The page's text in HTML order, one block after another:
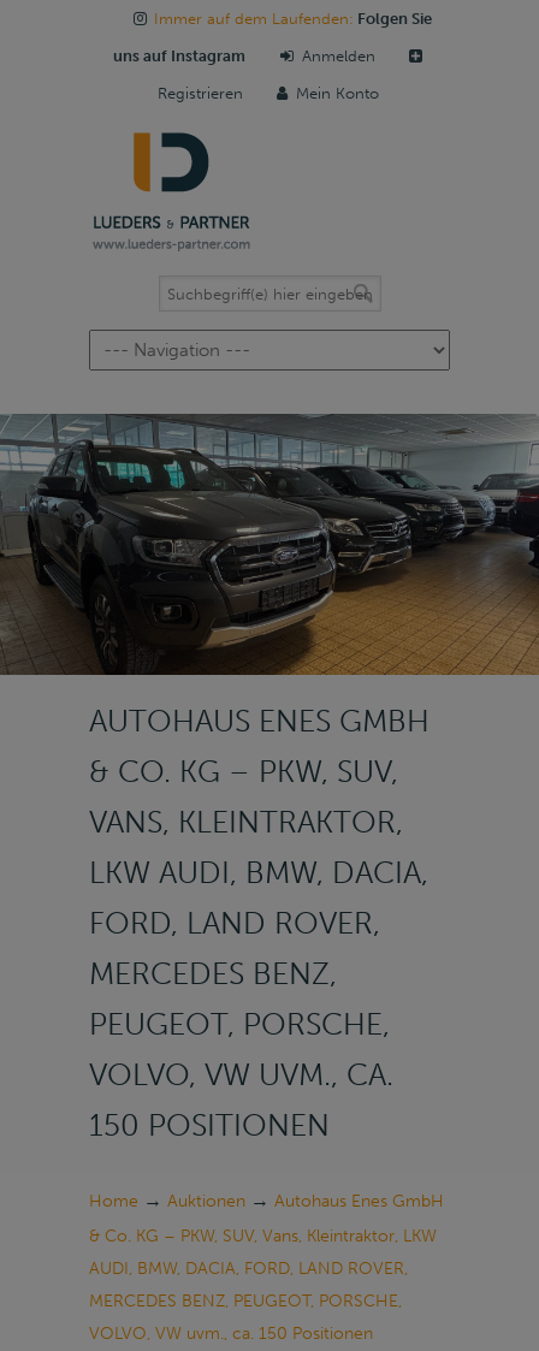
Immer auf dem Laufenden: Folgen Sie
uns auf Instagram Anmelden
Registrieren Mein Konto
Navigation
AUTOHAUS ENES GMBH
& CO. KG – PKW, SUV,
VANS, KLEINTRAKTOR,
LKW AUDI, BMW, DACIA,
FORD, LAND ROVER,
MERCEDES BENZ,
PEUGEOT, PORSCHE,
VOLVO, VW UVM., CA.
150 POSITIONEN
Home → Auktionen → Autohaus Enes GmbH
& Co. KG – PKW, SUV, Vans, Kleintraktor, LKW
AUDI, BMW, DACIA, FORD, LAND ROVER,
MERCEDES BENZ, PEUGEOT, PORSCHE,
VOLVO, VW uvm., ca. 150 Positionen